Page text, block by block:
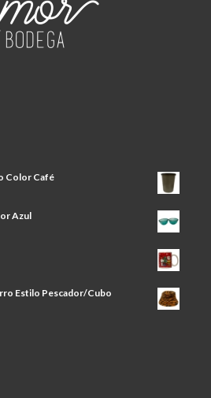
Color Café
Azul
Estilo Pescador/Cubo